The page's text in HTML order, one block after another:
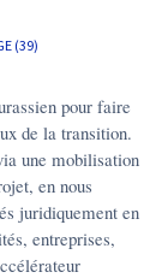
(39)
pour faire
de la transition.
une mobilisation
en nous
juridiquement en
entreprises,